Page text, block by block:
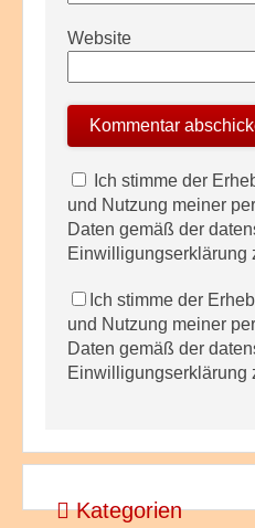
Website
Ich stimme der
und Nutzung meiner
Daten gemäß der
Einwilligungserklärung
Ich stimme der
und Nutzung meiner
Daten gemäß der
Einwilligungserklärung
Kategorien